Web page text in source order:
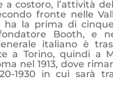
a costoro, l’attività
fronte nelle
ha la prima di
Booth, e
italiano è
a Torino, quindi a
nel 1913, dove
1930 in cui sarà